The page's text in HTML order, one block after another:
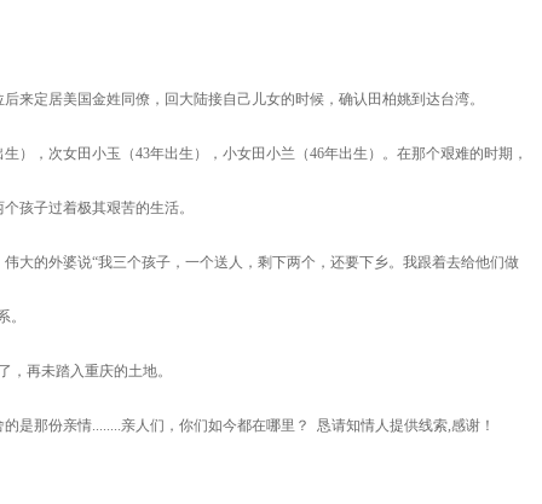
来定居美国金姓同僚，回大陆接自己儿女的时候，确认田柏姚到达台湾。
，次女田小玉（43年出生），小女田小兰（46年出生）。在那个艰难的时期，
孩子过着极其艰苦的生活。
大的外婆说“我三个孩子，一个送人，剩下两个，还要下乡。我跟着去给他们做
。
，再未踏入重庆的土地。
那份亲情........亲人们，你们如今都在哪里？ 恳请知情人提供线索,感谢！